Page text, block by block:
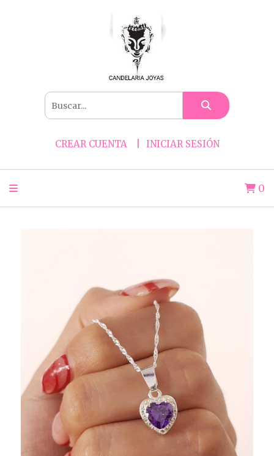
CREAR CUENTA INICIAR SESIÓN
0